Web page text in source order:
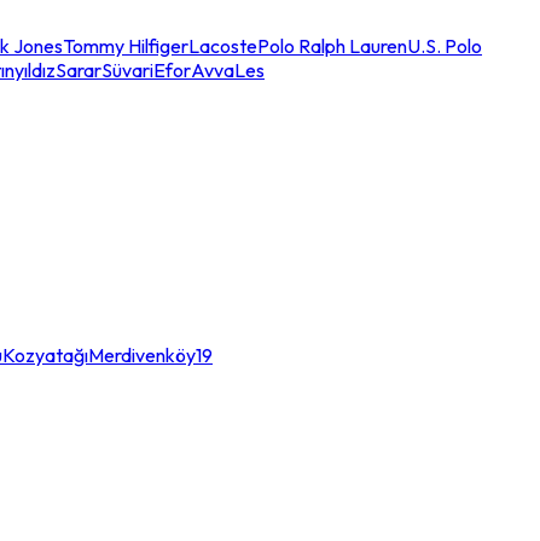
JonesTommy HilfigerLacostePolo Ralph LaurenU.S. Polo
SararSüvariEforAvvaLes
KozyatağıMerdivenköy19